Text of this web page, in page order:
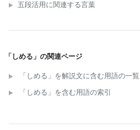
五段活用に関連する言葉
「しめる」の関連ページ
「しめる」を解説文に含む用語の一覧
「しめる」を含む用語の索引